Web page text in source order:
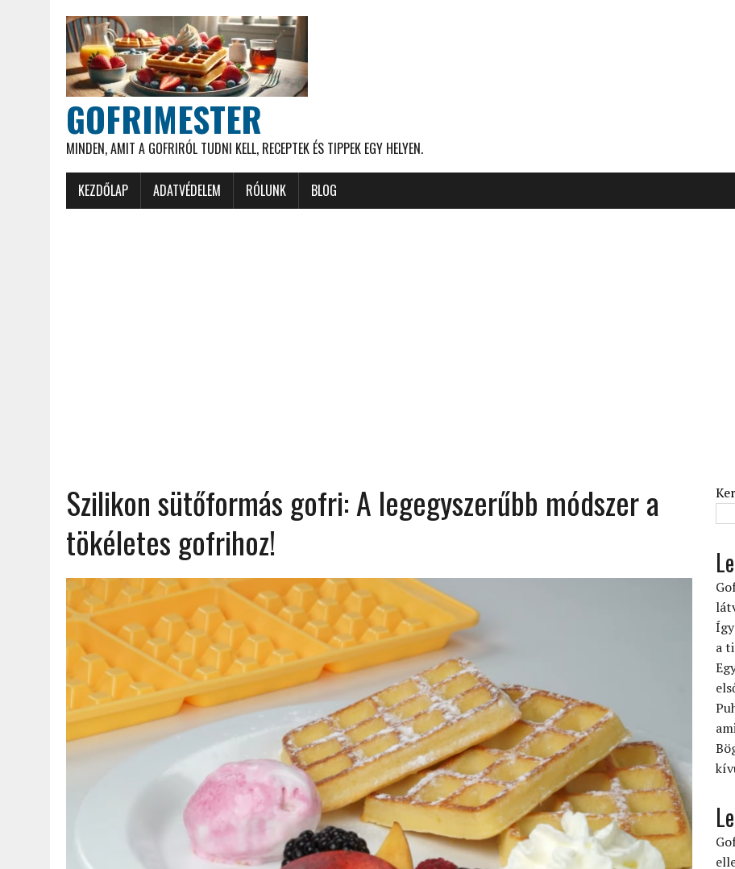
GOFRIMESTER
MINDEN, AMIT A GOFRIRÓL TUDNI KELL, RECEPTEK ÉS TIPPEK EGY HELYEN.
KEZDŐLAP ADATVÉDELEM RÓLUNK BLOG
Szilikon sütőformás gofri: A legegyszerűbb módszer a
tökéletes gofrihoz!
a